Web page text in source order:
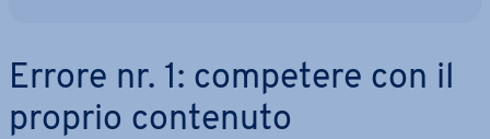
Errore nr. 1: competere con il
proprio contenuto